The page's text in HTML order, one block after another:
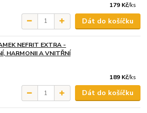
179 Kč/ks
Dát do košíčku
NEFRIT EXTRA -
HARMONII A VNITŘNÍ
189 Kč/ks
Dát do košíčku